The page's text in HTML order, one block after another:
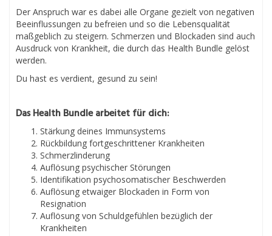
Der Anspruch war es dabei alle Organe gezielt von negativen
Beeinflussungen zu befreien und so die Lebensqualität
maßgeblich zu steigern. Schmerzen und Blockaden sind auch
Ausdruck von Krankheit, die durch das Health Bundle gelöst
werden.
Du hast es verdient, gesund zu sein!
Das Health Bundle arbeitet für dich:
Stärkung deines Immunsystems
Rückbildung fortgeschrittener Krankheiten
Schmerzlinderung
Auflösung psychischer Störungen
Identifikation psychosomatischer Beschwerden
Auflösung etwaiger Blockaden in Form von
Resignation
Auflösung von Schuldgefühlen bezüglich der
Krankheiten